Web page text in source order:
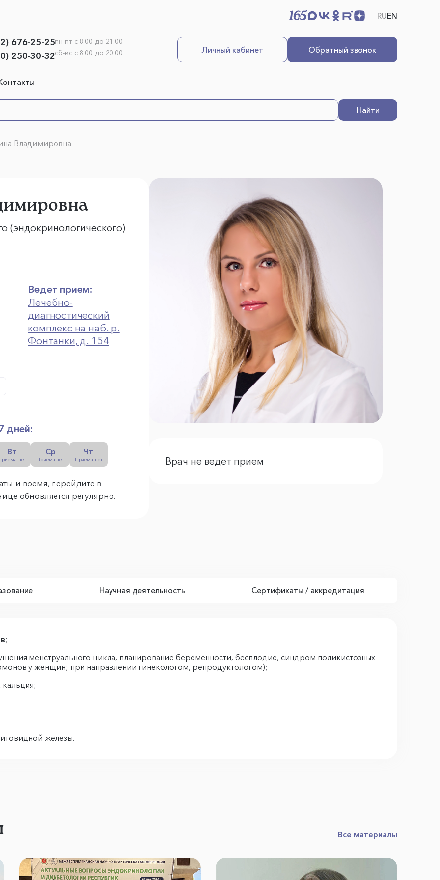
RUEN
676-25-25
250-30-32
пн-пт с 8:00 до 21:00
сб-вс с 8:00 до 20:00
Обратный звонок
Личный кабинет
Найти
Владимировна
(эндокринологического)
Ведет прием:
Лечебно-
диагностический
комплекс на наб. р.
Фонтанки, д. 154
дней:
Вт
нет
Ср
Приёма нет
Чт
Приёма нет
и время, перейдите в
обновляется регулярно.
Врач не ведет прием
Научная деятельность Сертификаты / аккредитация
;
менструального цикла, планирование беременности, бесплодие, синдром поликистозных
у женщин; при направлении гинекологом, репродуктологом);
железы.
Все материалы